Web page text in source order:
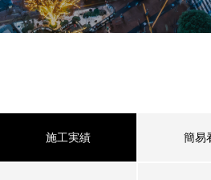
施工実績 簡易